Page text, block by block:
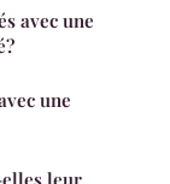
avec une
une